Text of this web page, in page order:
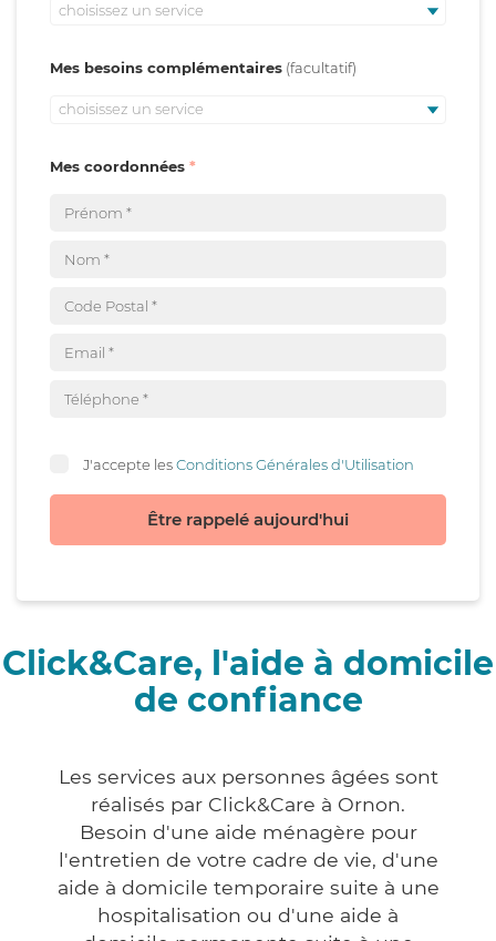
choisissez un service
Mes besoins complémentaires
choisissez un service
Mes coordonnées
J'accepte lesConditions Générales d'Utilisation
Être rappelé aujourd'hui
Click&Care, l'aide à domicile
de confiance
Les services aux personnes âgées sont
réalisés par Click&Care à Ornon.
Besoin d'une aide ménagère pour
l'entretien de votre cadre de vie, d'une
aide à domicile temporaire suite à une
hospitalisation ou d'une aide à